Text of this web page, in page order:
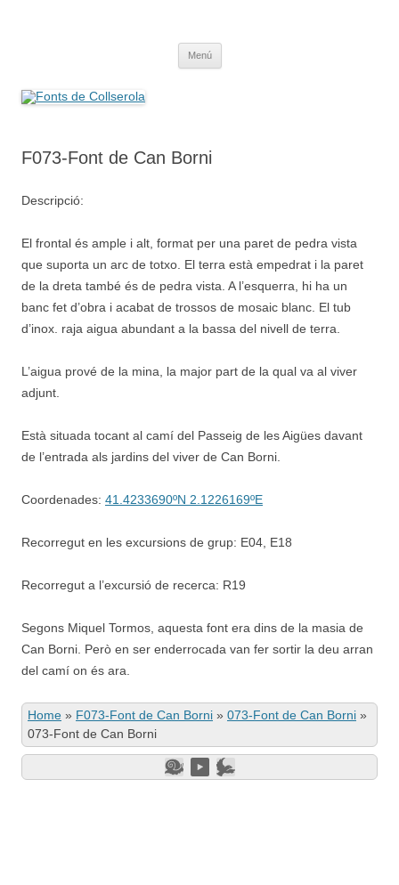
Menú
F073-Font de Can Borni
Descripció:
El frontal és ample i alt, format per una paret de pedra vista
que suporta un arc de totxo. El terra està empedrat i la paret
de la dreta també és de pedra vista. A l’esquerra, hi ha un
banc fet d’obra i acabat de trossos de mosaic blanc. El tub
d’inox. raja aigua abundant a la bassa del nivell de terra.
L’aigua prové de la mina, la major part de la qual va al viver
adjunt.
Està situada tocant al camí del Passeig de les Aigües davant
de l’entrada als jardins del viver de Can Borni.
Coordenades: 41.4233690ºN 2.1226169ºE
Recorregut en les excursions de grup: E04, E18
Recorregut a l’excursió de recerca: R19
Segons Miquel Tormos, aquesta font era dins de la masia de
Can Borni. Però en ser enderrocada van fer sortir la deu arran
del camí on és ara.
Home » F073-Font de Can Borni » 073-Font de Can Borni »
073-Font de Can Borni